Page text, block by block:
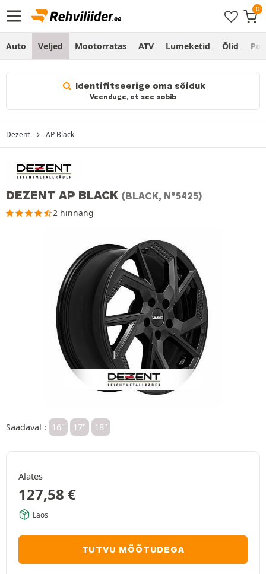
Auto Veljed Mootorratas ATV Lumeketid Õlid
Identifitseerige oma sõiduk
Veenduge, et see sobib
Dezent AP Black
DEZENT AP BLACK (BLACK, N°5425)
2 hinnang
Saadaval : 16" 17" 18"
Alates
127,58 €
Laos
TUTVU MÕÕTUDEGA